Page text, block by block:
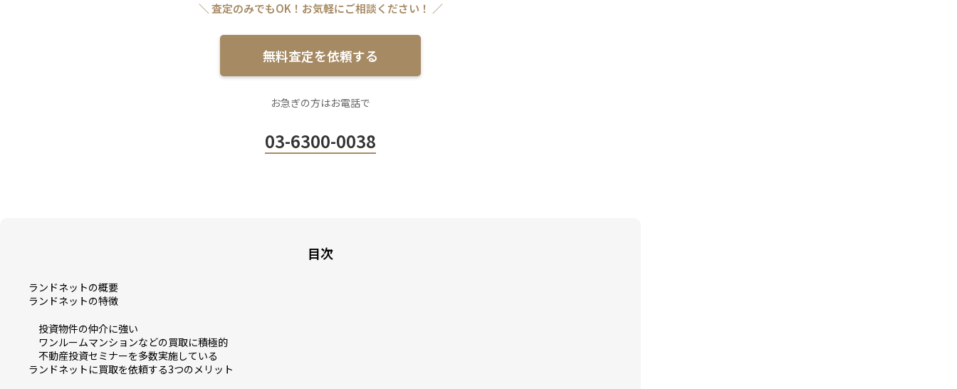
＼ 査定のみでもOK！お気軽にご相談ください！ ／
無料査定を依頼する
お急ぎの方はお電話で
03-6300-0038
目次
ランドネットの概要
ランドネットの特徴
投資物件の仲介に強い
ワンルームマンションなどの買取に積極的
不動産投資セミナーを多数実施している
ランドネットに買取を依頼する3つのメリット